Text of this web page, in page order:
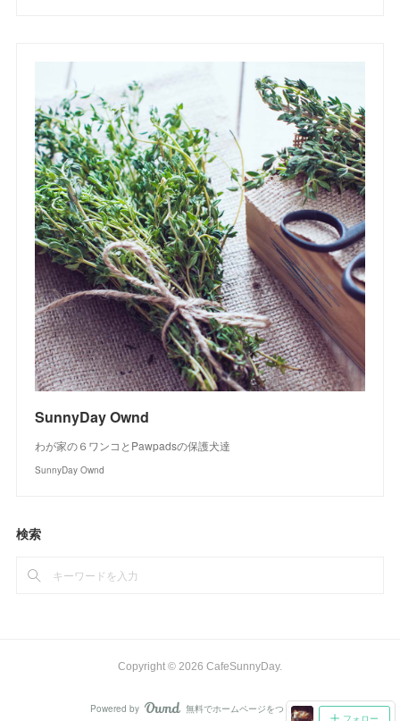
SunnyDay Ownd
わが家の６ワンコとPawpadsの保護犬達
SunnyDay Ownd
検索
フォロー
Copyright © 2026 CafeSunnyDay.
Powered by AmebaOwnd
無料でホームページをつくろう